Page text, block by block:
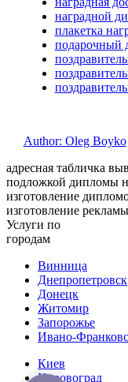
наградной
плакетка
подарочный
Author: Oleg Boyko
адресная табличка
подложкой дипломы
изготовление
изготовление
Услуги по
городам
Винница
Днепропетровск
Донецк
Житомир
Запорожье
Ивано-
Киев
Кировоград